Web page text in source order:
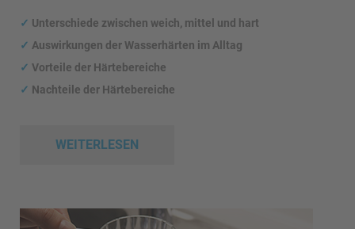
✓ Unterschiede zwischen weich, mittel und hart
✓ Auswirkungen der Wasserhärten im Alltag
✓ Vorteile der Härtebereiche
✓ Nachteile der Härtebereiche
WEITERLESEN